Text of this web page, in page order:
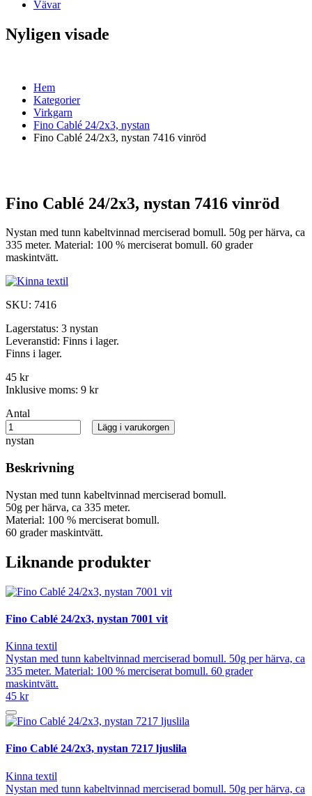
Vävar
Nyligen visade
Hem
Kategorier
Virkgarn
Fino Cablé 24/2x3, nystan
Fino Cablé 24/2x3, nystan 7416 vinröd
Fino Cablé 24/2x3, nystan 7416 vinröd
Nystan med tunn kabeltvinnad merciserad bomull. 50g per härva, ca
335 meter. Material: 100 % merciserat bomull. 60 grader
maskintvätt.
SKU: 7416
Lagerstatus: 3 nystan
Leveranstid: Finns i lager.
Finns i lager.
45 kr
Inklusive moms: 9 kr
Antal
nystan
Lägg i varukorgen
Beskrivning
Nystan med tunn kabeltvinnad merciserad bomull.
50g per härva, ca 335 meter.
Material: 100 % merciserat bomull.
60 grader maskintvätt.
Liknande produkter
Fino Cablé 24/2x3, nystan 7001 vit
Kinna textil
Nystan med tunn kabeltvinnad merciserad bomull. 50g per härva, ca
335 meter. Material: 100 % merciserat bomull. 60 grader
maskintvätt.
45 kr
Fino Cablé 24/2x3, nystan 7217 ljuslila
Kinna textil
Nystan med tunn kabeltvinnad merciserad bomull. 50g per härva, ca